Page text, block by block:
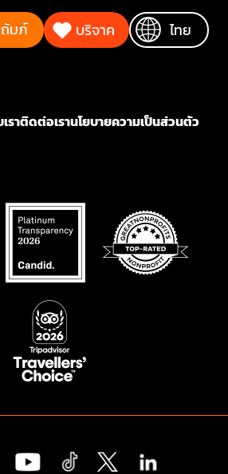
มภ์ บริจาค ไทย
ราติดต่อเรานโยบายความเป็นส่วนตัว